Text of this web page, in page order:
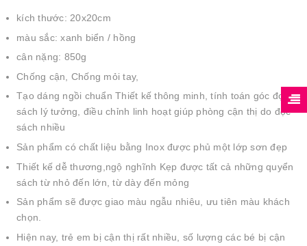
kích thước: 20x20cm
màu sắc: xanh biển / hồng
cân nặng: 850g
Chống cận, Chống mỏi tay,
Tạo dáng ngồi chuẩn Thiết kế thông minh, tính toán góc đọc
sách lý tưởng, điều chỉnh linh hoạt giúp phòng cận thị do đọc
sách nhiều
Sản phẩm có chất liệu bằng Inox được phủ một lớp sơn đẹp
Thiết kế dễ thương,ngộ nghĩnh Kẹp được tất cả những quyển
sách từ nhỏ đến lớn, từ dày đến mỏng
Sản phẩm sẽ được giao màu ngẫu nhiêu, ưu tiên màu khách
chọn.
Hiện nay, trẻ em bị cận thị rất nhiều, số lượng các bé bị cận